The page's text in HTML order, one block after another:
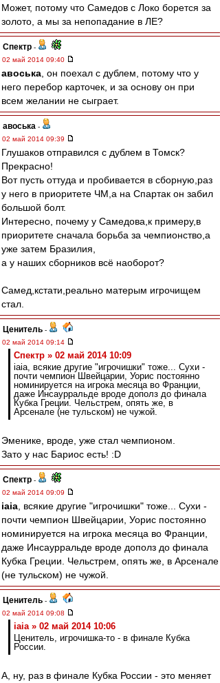
Может, потому что Самедов с Локо борется за
золото, а мы за непопадание в ЛЕ?
Спектр -
02 май 2014 09:40
авоська , он поехал с дублем, потому что у
него перебор карточек, и за основу он при
всем желании не сыграет.
авоська -
02 май 2014 09:39
Глушаков отправился с дублем в Томск?
Прекрасно!
Вот пусть оттуда и пробивается в сборную,раз
у него в приоритете ЧМ,а на Спартак он забил
большой болт.
Интересно, почему у Самедова,к примеру,в
приоритете сначала борьба за чемпионство,а
уже затем Бразилия,
а у наших сборников всё наоборот?
Самед,кстати,реально матерым игрочищем
стал.
Ценитель -
02 май 2014 09:14
Спектр » 02 май 2014 10:09
iaia, всякие другие "игрочишки" тоже... Сухи -
почти чемпион Швейцарии, Уорис постоянно
номинируется на игрока месяца во Франции,
даже Инсаурральде вроде дополз до финала
Кубка Греции. Чельстрем, опять же, в
Арсенале (не тульском) не чужой.
Эменике, вроде, уже стал чемпионом.
Зато у нас Бариос есть! :D
Спектр -
02 май 2014 09:09
iaia , всякие другие "игрочишки" тоже... Сухи -
почти чемпион Швейцарии, Уорис постоянно
номинируется на игрока месяца во Франции,
даже Инсаурральде вроде дополз до финала
Кубка Греции. Чельстрем, опять же, в Арсенале
(не тульском) не чужой.
Ценитель -
02 май 2014 09:08
iaia » 02 май 2014 10:06
Ценитель, игрочишка-то - в финале Кубка
России.
А, ну, раз в финале Кубка России - это меняет